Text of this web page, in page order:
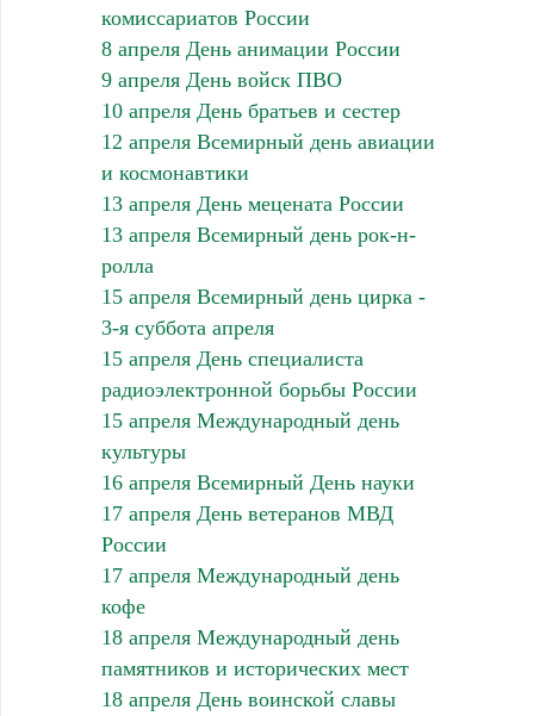
комиссариатов России
8 апреля День анимации России
9 апреля День войск ПВО
10 апреля День братьев и сестер
12 апреля Всемирный день авиации
и космонавтики
13 апреля День мецената России
13 апреля Всемирный день рок-н-
ролла
15 апреля Всемирный день цирка -
3-я суббота апреля
15 апреля День специалиста
радиоэлектронной борьбы России
15 апреля Международный день
культуры
16 апреля Всемирный День науки
17 апреля День ветеранов МВД
России
17 апреля Международный день
кофе
18 апреля Международный день
памятников и исторических мест
18 апреля День воинской славы